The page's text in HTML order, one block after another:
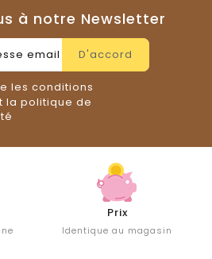
à notre Newsletter
les conditions
la politique de
Prix
Identique au magasin